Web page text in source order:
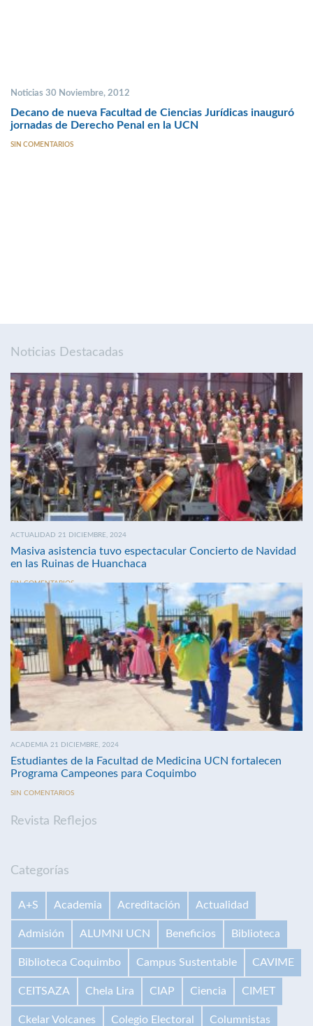
Noticias 30 Noviembre, 2012
Decano de nueva Facultad de Ciencias Jurídicas inauguró
jornadas de Derecho Penal en la UCN
SIN COMENTARIOS
Noticias Destacadas
ACTUALIDAD 21 DICIEMBRE, 2024
Masiva asistencia tuvo espectacular Concierto de Navidad
en las Ruinas de Huanchaca
SIN COMENTARIOS
ACADEMIA 21 DICIEMBRE, 2024
Estudiantes de la Facultad de Medicina UCN fortalecen
Programa Campeones para Coquimbo
SIN COMENTARIOS
Revista Reflejos
Categorías
A+S Academia Acreditación Actualidad
Admisión ALUMNI UCN Beneficios Biblioteca
Biblioteca Coquimbo Campus Sustentable CAVIME
CEITSAZA Chela Lira CIAP Ciencia CIMET
Ckelar Volcanes Colegio Electoral Columnistas